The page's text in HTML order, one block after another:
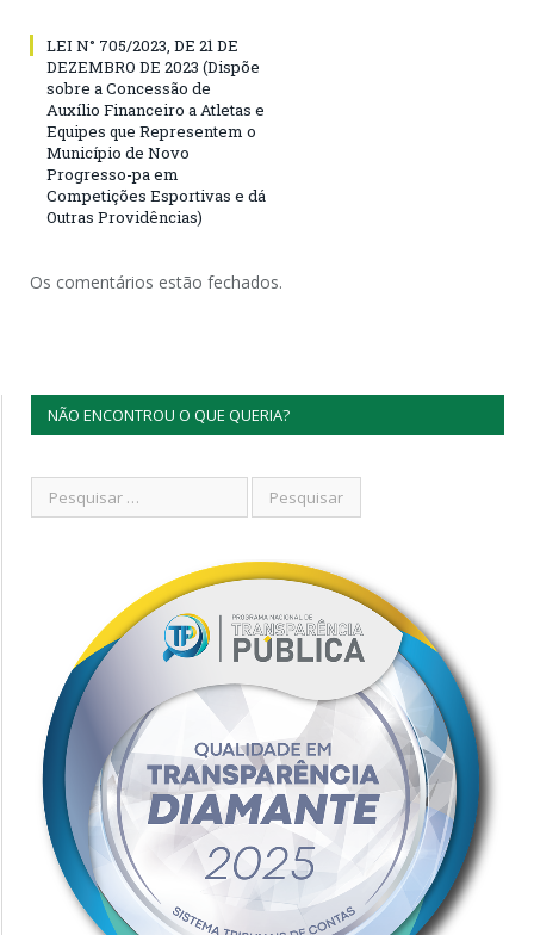
LEI N° 705/2023, DE 21 DE
DEZEMBRO DE 2023 (Dispõe
sobre a Concessão de
Auxílio Financeiro a Atletas e
Equipes que Representem o
Município de Novo
Progresso-pa em
Competições Esportivas e dá
Outras Providências)
Os comentários estão fechados.
NÃO ENCONTROU O QUE QUERIA?